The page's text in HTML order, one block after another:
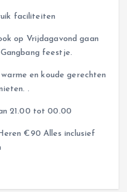
faciliteiten
op Vrijdagavond gaan
feestje.
en koude gerechten
.
21.00 tot 00.00
€90 Alles inclusief